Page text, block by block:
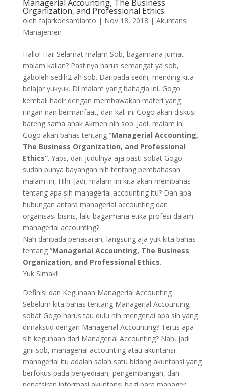
Managerial Accounting, The Business
Organization, and Professional Ethics
oleh fajarkoesardianto | Nov 18, 2018 | Akuntansi
Manajemen
Hallo! Hai! Selamat malam Sob, bagaimana Jumat
malam kalian? Pastinya harus semangat ya sob,
gaboleh sedih2 ah sob. Daripada sedih, mending kita
belajar yukyuk. Di malam yang bahagia ini, Gogo
kembali hadir dengan membawakan materi yang
ringan nan bermanfaat, dan kali ini Gogo akan diskusi
bareng sama anak Akmen nih sob. Jadi, malam ini
Gogo akan bahas tentang “Managerial Accounting,
The Business Organization, and Professional
Ethics”. Yaps, dari judulnya aja pasti sobat Gogo
sudah punya bayangan nih tentang pembahasan
malam ini, Hihi. Jadi, malam ini kita akan membahas
tentang apa sih managerial accounting itu? Dan apa
hubungan antara managerial accounting dan
organisasi bisnis, lalu bagaimana etika profesi dalam
managerial accounting?
Nah daripada penasaran, langsung aja yuk kita bahas
tentang “Managerial Accounting, The Business
Organization, and Professional Ethics.
Yuk Simak!!
Definisi dan Kegunaan Managerial Accounting
Sebelum kita bahas tentang Managerial Accounting,
sobat Gogo harus tau dulu nih mengenai apa sih yang
dimaksud dengan Managerial Accounting? Terus apa
sih kegunaan dari Managerial Accounting? Nah, jadi
gini sob, managerial accounting atau akuntansi
managerial itu adalah salah satu bidang akuntansi yang
berfokus pada penyediaan, pengembangan, dan